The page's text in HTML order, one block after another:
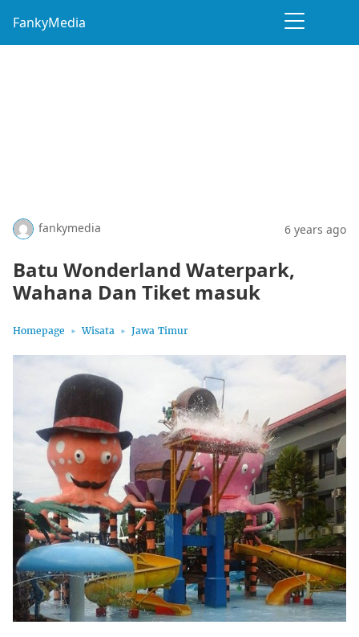
FankyMedia
fankymedia 6 years ago
Batu Wonderland Waterpark,
Wahana Dan Tiket masuk
Homepage Wisata Jawa Timur